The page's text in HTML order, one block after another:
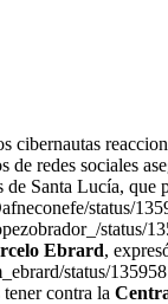
cibernautas
de redes sociales
Santa Lucía, que
status/
status/
Ebrard,
status/
contra la